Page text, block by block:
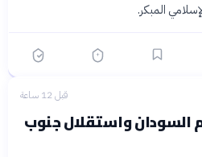
المبكر.
قبل 12 ساعة
السودان واستقلال جنوب